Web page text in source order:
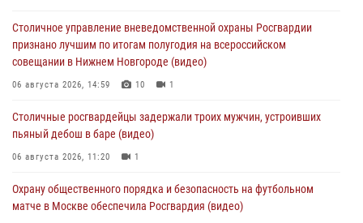
Столичное управление вневедомственной охраны Росгвардии
признано лучшим по итогам полугодия на всероссийском
совещании в Нижнем Новгороде (видео)
06 августа 2026, 14:59 10 1
Столичные росгвардейцы задержали троих мужчин, устроивших
пьяный дебош в баре (видео)
06 августа 2026, 11:20 1
Охрану общественного порядка и безопасность на футбольном
матче в Москве обеспечила Росгвардия (видео)